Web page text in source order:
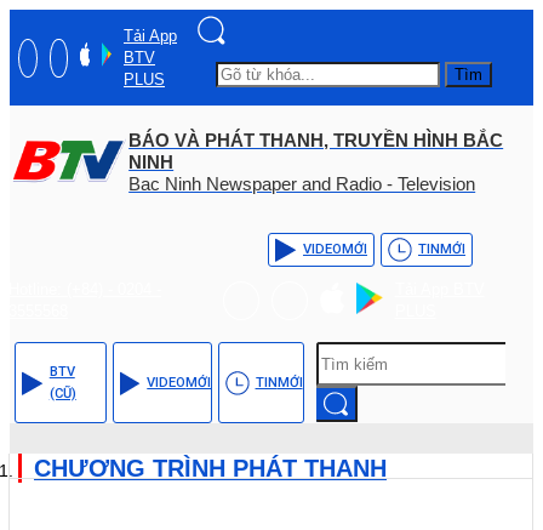
Tải App
BTV
PLUS
Tìm
BÁO VÀ PHÁT THANH, TRUYỀN HÌNH BẮC
NINH
Bac Ninh Newspaper and Radio - Television
VIDEOMỚI TINMỚI
BTV
(CŨ)
VIDEOMỚI TINMỚI
CHƯƠNG TRÌNH PHÁT THANH